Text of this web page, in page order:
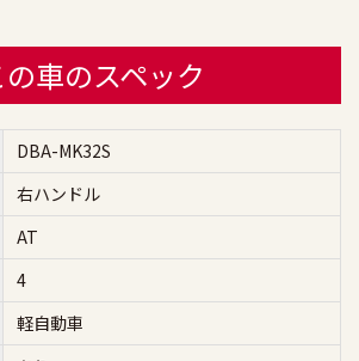
の車のスペック
DBA-MK32S
右ハンドル
AT
4
軽自動車